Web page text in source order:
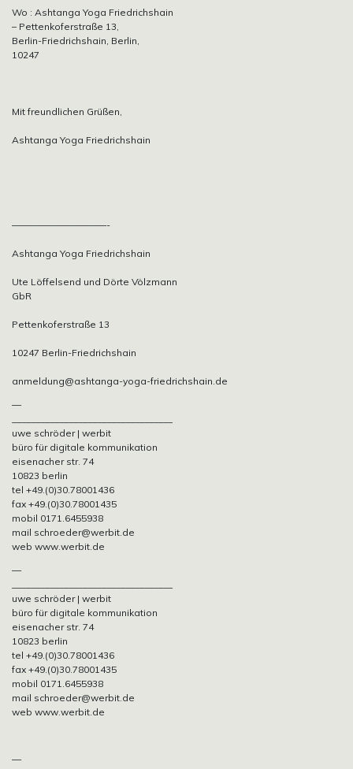
Wo : Ashtanga Yoga Friedrichshain
– Pettenkoferstraße 13,
Berlin-Friedrichshain, Berlin,
10247
Mit freundlichen Grüßen,
Ashtanga Yoga Friedrichshain
——————————-
Ashtanga Yoga Friedrichshain
Ute Löffelsend und Dörte Völzmann
GbR
Pettenkoferstraße 13
10247 Berlin-Friedrichshain
anmeldung@ashtanga-yoga-friedrichshain.de
—
uwe schröder | werbit
büro für digitale kommunikation
eisenacher str. 74
10823 berlin
tel +49.(0)30.78001436
fax +49.(0)30.78001435
mobil 0171.6455938
mail schroeder@werbit.de
web www.werbit.de
—
uwe schröder | werbit
büro für digitale kommunikation
eisenacher str. 74
10823 berlin
tel +49.(0)30.78001436
fax +49.(0)30.78001435
mobil 0171.6455938
mail schroeder@werbit.de
web www.werbit.de
—